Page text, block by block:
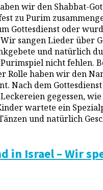
wir den Shabbat-
zu Purim
Gottesdienst oder
sangen Lieder über
und natürlich
nicht fehlen.
Rolle haben wir den
Nach dem
gegessen, wie
wartete ein
und natürlich
in Israel – Wir